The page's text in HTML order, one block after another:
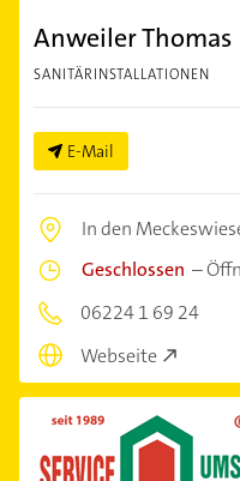
Anweiler Thomas
SANITÄRINSTALLATIONEN
E-Mail
In den
Geschlossen –
06224 1 69 24
Webseite